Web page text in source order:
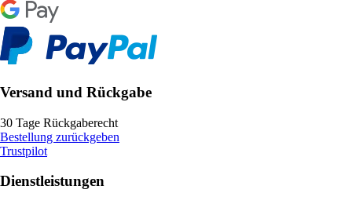
Versand und Rückgabe
30 Tage Rückgaberecht
Bestellung zurückgeben
Trustpilot
Dienstleistungen